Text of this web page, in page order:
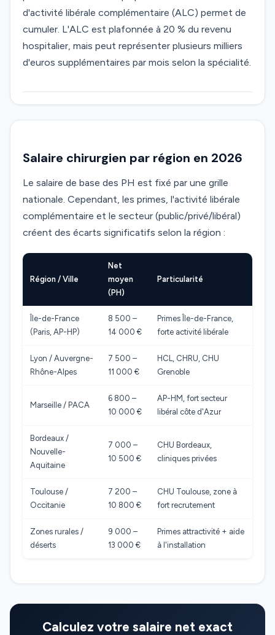
d'activité libérale complémentaire (ALC) permet de
cumuler. L'ALC est plafonnée à 20 % du revenu
hospitalier, mais peut représenter plusieurs milliers
d'euros supplémentaires par mois selon la spécialité.
Salaire chirurgien par région en 2026
Le salaire de base des PH est fixé par une grille
nationale. Cependant, les primes, l'activité libérale
complémentaire et le secteur (public/privé/libéral)
créent des écarts significatifs selon la région :
Région / Ville
Net
moyen
(PH)
Particularité
Île-de-France
(Paris, AP-HP)
8 500 –
14 000 €
Primes Île-de-France,
forte activité libérale
Lyon / Auvergne-
Rhône-Alpes
7 500 –
11 000 €
HCL, CHRU, CHU
Grenoble
Marseille / PACA
6 800 –
10 000 €
AP-HM, fort secteur
libéral côte d'Azur
Bordeaux /
Nouvelle-
Aquitaine
7 000 –
10 500 €
CHU Bordeaux,
cliniques privées
Toulouse /
Occitanie
7 200 –
10 800 €
CHU Toulouse, zone à
fort recrutement
Zones rurales /
déserts
9 000 –
13 000 €
Primes attractivité + aide
à l'installation
Calculez votre salaire net exact